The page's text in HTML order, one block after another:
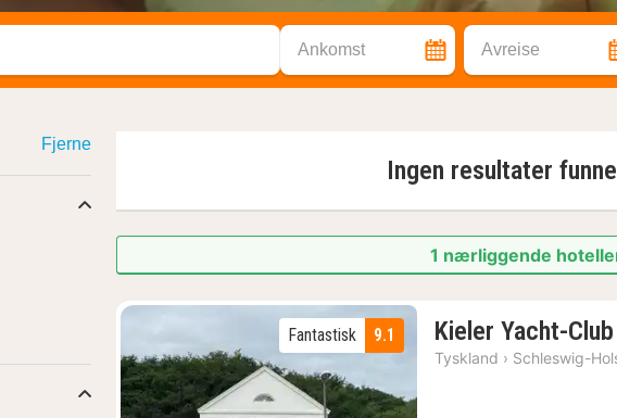
Ankomst Avreise
Ingen resultater
1 nærliggende
9.1
Fantastisk Kieler Yacht-Club
Tyskland › Schleswig-
Fjerne